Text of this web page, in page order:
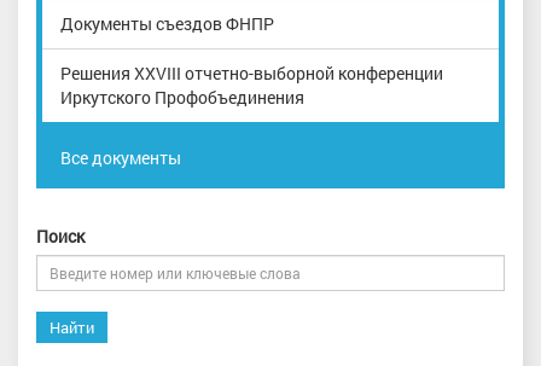
Документы съездов ФНПР
Решения XXVIII отчетно-выборной конференции
Иркутского Профобъединения
Все документы
Поиск
Найти